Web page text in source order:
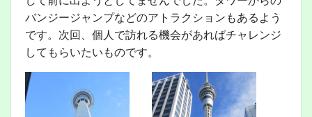
バンジージャンプなどのアトラクションもあるよう
です。次回、個人で訪れる機会があればチャレンジ
してもらいたいものです。